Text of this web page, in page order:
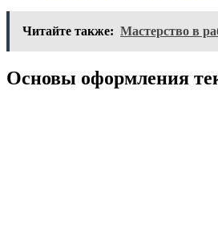
Читайте также: Мастерство в
Основы оформления